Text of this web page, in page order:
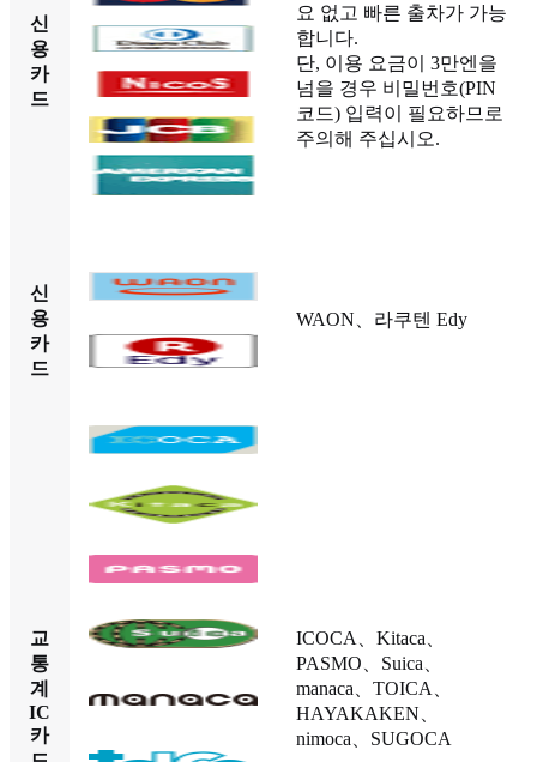
신
용
카
드
요 없고 빠른 출차가 가능
합니다.
단, 이용 요금이 3만엔을
넘을 경우 비밀번호(PIN
코드) 입력이 필요하므로
주의해 주십시오.
신
용
카
드
WAON、라쿠텐 Edy
교
통
계
IC
카
ICOCA、Kitaca、
PASMO、Suica、
manaca、TOICA、
HAYAKAKEN、
nimoca、SUGOCA